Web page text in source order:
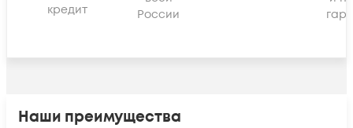
кредит
России
Наши преимущества